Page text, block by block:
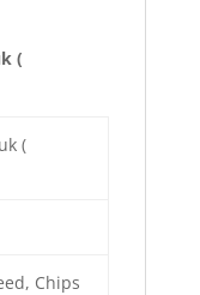
(
(
Chips